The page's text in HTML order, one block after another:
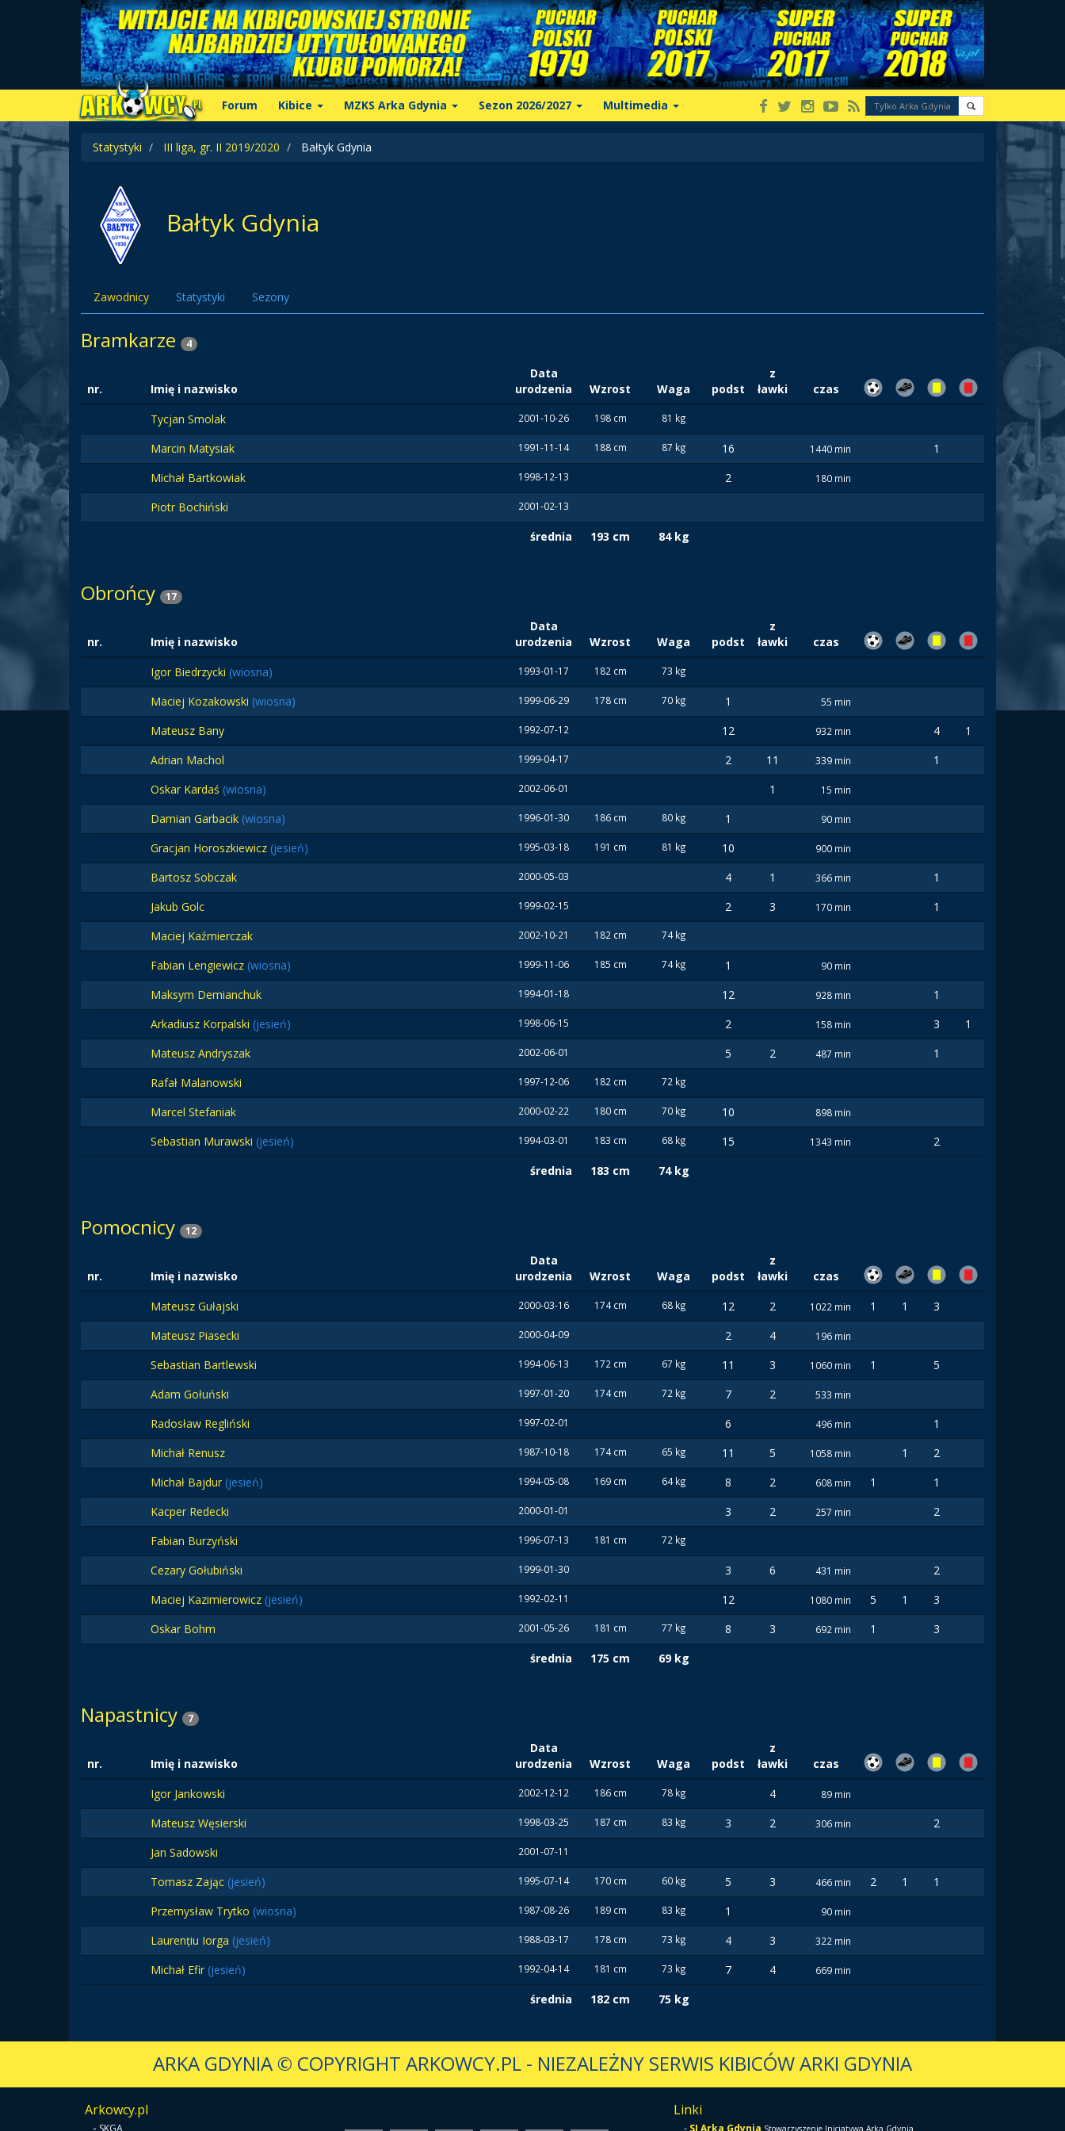
Forum Kibice MZKS Arka Gdynia Sezon 2026/2027 Multimedia
Statystyki III liga, gr. II 2019/2020 Bałtyk Gdynia
Bałtyk Gdynia
Zawodnicy Statystyki Sezony
Bramkarze 4
nr. Imię i nazwisko
Data
urodzenia
Wzrost Waga podst
z
ławki
czas
Tycjan Smolak
2001-10-26 198 cm 81 kg
Marcin Matysiak 1991-11-14 188 cm 87 kg 16 1440 min
1
Michał Bartkowiak
1998-12-13 2 180 min
Piotr Bochiński 2001-02-13
średnia 193 cm 84 kg
Obrońcy 17
nr. Imię i nazwisko
Data
urodzenia
Wzrost Waga podst
z
ławki
czas
Igor Biedrzycki (wiosna) 1993-01-17 182 cm 73 kg
Maciej Kozakowski (wiosna) 1999-06-29 178 cm 70 kg 1 55 min
Mateusz Bany 1992-07-12 12 932 min 4
1
Adrian Machol
1999-04-17 2 11 339 min
1
Oskar Kardaś (wiosna) 2002-06-01 1 15 min
Damian Garbacik (wiosna) 1996-01-30 186 cm 80 kg 1 90 min
Gracjan Horoszkiewicz (jesień) 1995-03-18 191 cm 81 kg 10 900 min
Bartosz Sobczak 2000-05-03 4 1 366 min
1
Jakub Golc
1999-02-15 2 3 170 min
1
Maciej Kaźmierczak
2002-10-21 182 cm 74 kg
Fabian Lengiewicz (wiosna) 1999-11-06 185 cm 74 kg 1 90 min
Maksym Demianchuk 1994-01-18 12 928 min
1
Arkadiusz Korpalski (jesień) 1998-06-15 2 158 min 3
1
Mateusz Andryszak
2002-06-01 5 2 487 min
1
Rafał Malanowski
1997-12-06 182 cm 72 kg
Marcel Stefaniak 2000-02-22 180 cm 70 kg 10 898 min
Sebastian Murawski (jesień) 1994-03-01 183 cm 68 kg 15 1343 min
2
średnia
183 cm 74 kg
Pomocnicy 12
nr. Imię i nazwisko
Data
urodzenia
Wzrost Waga podst
z
ławki
czas
Mateusz Gułajski
2000-03-16 174 cm 68 kg 12 2 1022 min 1 1
3
Mateusz Piasecki
2000-04-09 2 4 196 min
Sebastian Bartlewski 1994-06-13 172 cm 67 kg 11 3 1060 min 1
5
Adam Gołuński
1997-01-20 174 cm 72 kg 7 2 533 min
Radosław Regliński 1997-02-01 6 496 min
1
Michał Renusz
1987-10-18 174 cm 65 kg 11 5 1058 min 1
2
Michał Bajdur (jesień) 1994-05-08 169 cm 64 kg 8 2 608 min 1
1
Kacper Redecki
2000-01-01 3 2 257 min
2
Fabian Burzyński
1996-07-13 181 cm 72 kg
Cezary Gołubiński 1999-01-30 3 6 431 min
2
Maciej Kazimierowicz (jesień) 1992-02-11 12 1080 min 5 1
3
Oskar Bohm
2001-05-26 181 cm 77 kg 8 3 692 min 1
3
średnia
175 cm 69 kg
Napastnicy 7
nr. Imię i nazwisko
Data
urodzenia
Wzrost Waga podst
z
ławki
czas
Igor Jankowski
2002-12-12 186 cm 78 kg 4 89 min
Mateusz Węsierski 1998-03-25 187 cm 83 kg 3 2 306 min
2
Jan Sadowski
2001-07-11
Tomasz Zając (jesień) 1995-07-14 170 cm 60 kg 5 3 466 min 2 1
1
Przemysław Trytko (wiosna) 1987-08-26 189 cm 83 kg 1 90 min
Laurențiu Iorga (jesień) 1988-03-17 178 cm 73 kg 4 3 322 min
Michał Efir (jesień) 1992-04-14 181 cm 73 kg 7 4 669 min
średnia 182 cm 75 kg
ARKA GDYNIA© COPYRIGHT ARKOWCY.PL - NIEZALEŻNY SERWIS KIBICÓW ARKI GDYNIA
Arkowcy.pl
- SKGA
Linki
- SI Arka Gdynia Stowarzyszenie Inicjatywa Arka Gdynia